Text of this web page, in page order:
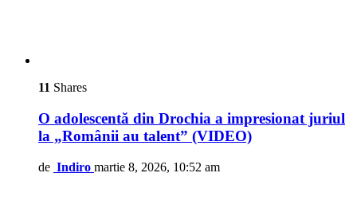
11 Shares
O adolescentă din Drochia a impresionat juriul
la „Românii au talent” (VIDEO)
de Indiro martie 8, 2026, 10:52 am